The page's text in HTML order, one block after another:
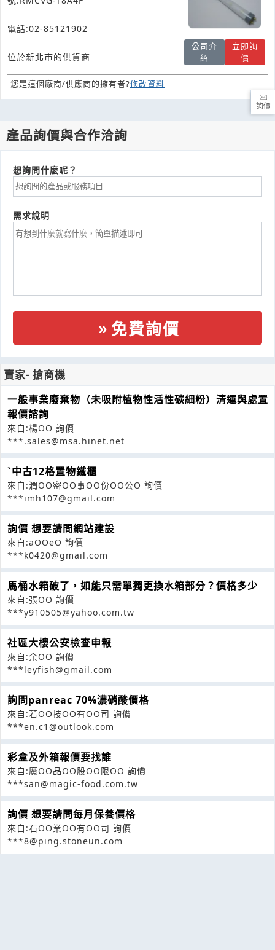
電話:02-85121902
位於新北市的供貨商
公司介
紹
立即詢
價
您是這個廠商/供應商的擁有者?修改資料
產品詢價與合作洽詢
想詢問什麼呢？
需求說明
免費詢價
賣家- 搶商機
一般事業廢棄物（未吸附植物性活性碳細粉）清運與處置
報價諮詢
來自:楊OO 詢價
***.sales@msa.hinet.net
ˋ中古12格置物鐵櫃
來自:潤OO密OO事OO份OO公O 詢價
***imh107@gmail.com
詢價 想要請問網站建設
來自:aOOeO 詢價
***k0420@gmail.com
馬桶水箱破了，如能只需單獨更換水箱部分？價格多少
來自:張OO 詢價
***y910505@yahoo.com.tw
社區大樓公安檢查申報
來自:余OO 詢價
***leyfish@gmail.com
詢問panreac 70%濃硝酸價格
來自:若OO技OO有OO司 詢價
***en.c1@outlook.com
彩盒及外箱報價要找誰
來自:魔OO品OO股OO限OO 詢價
***san@magic-food.com.tw
詢價 想要請問每月保養價格
來自:石OO業OO有OO司 詢價
***8@ping.stoneun.com
詢價